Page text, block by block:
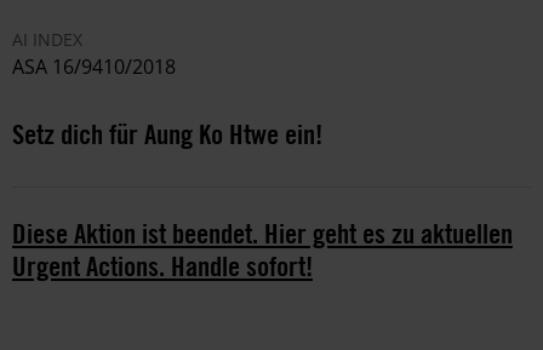
AI INDEX
ASA 16/9410/2018
Setz dich für Aung Ko Htwe ein!
Diese Aktion ist beendet. Hier geht es zu aktuellen
Urgent Actions. Handle sofort!